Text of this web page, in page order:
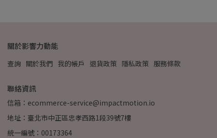
關於影響力動能
查詢 關於我們 我的帳戶 退貨政策 隱私政策 服務條款
聯絡資訊
信箱：ecommerce-service@impactmotion.io
地址：臺北市中正區忠孝西路1段39號7樓
統一編號：00173364